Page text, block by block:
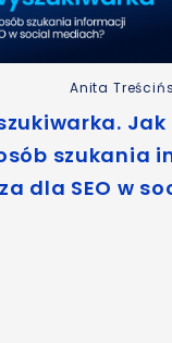
Anita
Jak
szukania
dla SEO w